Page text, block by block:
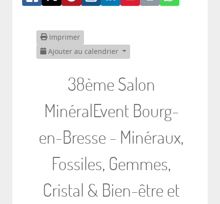
Imprimer
Ajouter au calendrier
38ème Salon
MinéralEvent Bourg-
en-Bresse - Minéraux,
Fossiles, Gemmes,
Cristal & Bien-être et